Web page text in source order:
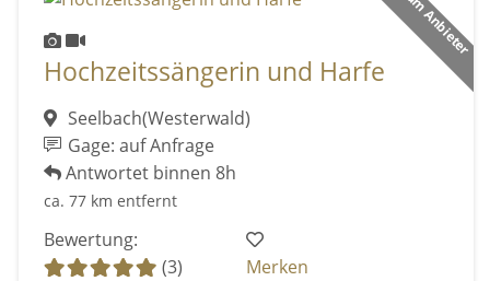
Hochzeitssängerin und Harfe
Seelbach(Westerwald)
Gage: auf Anfrage
Antwortet binnen 8h
ca. 77 km entfernt
Bewertung:
(3)
Merken